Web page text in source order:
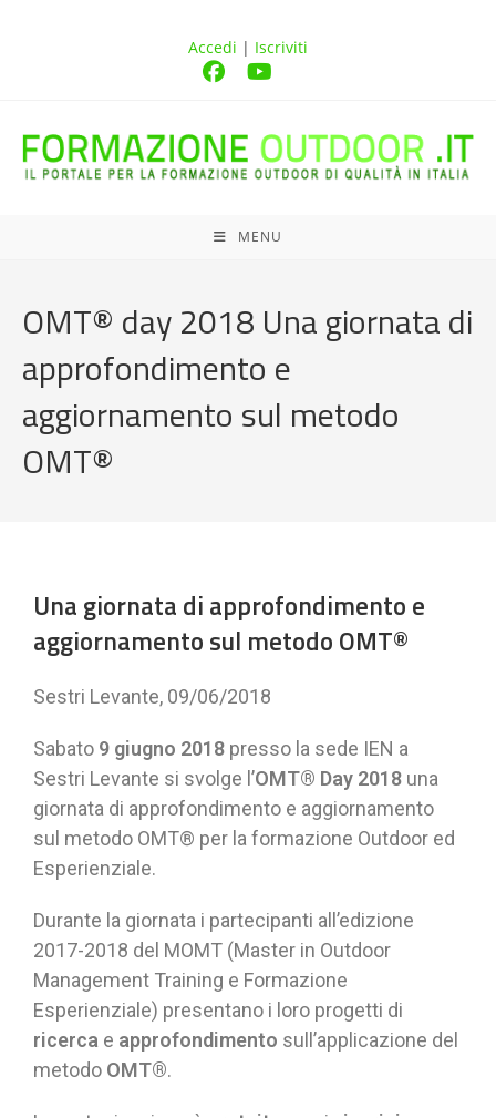
Accedi | Iscriviti
MENU
OMT® day 2018 Una giornata di
approfondimento e
aggiornamento sul metodo
OMT®
Una giornata di approfondimento e
aggiornamento sul metodo OMT®
Sestri Levante, 09/06/2018
Sabato 9 giugno 2018 presso la sede IEN a
Sestri Levante si svolge l’OMT® Day 2018 una
giornata di approfondimento e aggiornamento
sul metodo OMT® per la formazione Outdoor ed
Esperienziale.
Durante la giornata i partecipanti all’edizione
2017-2018 del MOMT (Master in Outdoor
Management Training e Formazione
Esperienziale) presentano i loro progetti di
ricerca e approfondimento sull’applicazione del
metodo OMT®.